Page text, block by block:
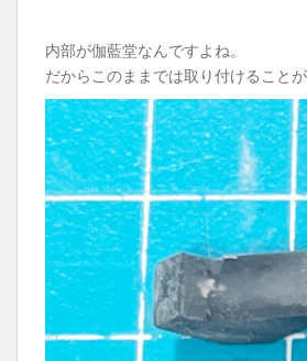
内部が伽藍堂なんですよね。
だからこのままでは取り付けることが